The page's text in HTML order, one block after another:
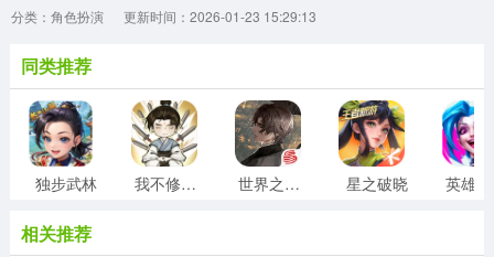
分类：角色扮演
更新时间：2026-01-23 15:29:13
同类推荐
独步武林 我不修仙只练剑 世界之外官服 星之破晓
相关推荐